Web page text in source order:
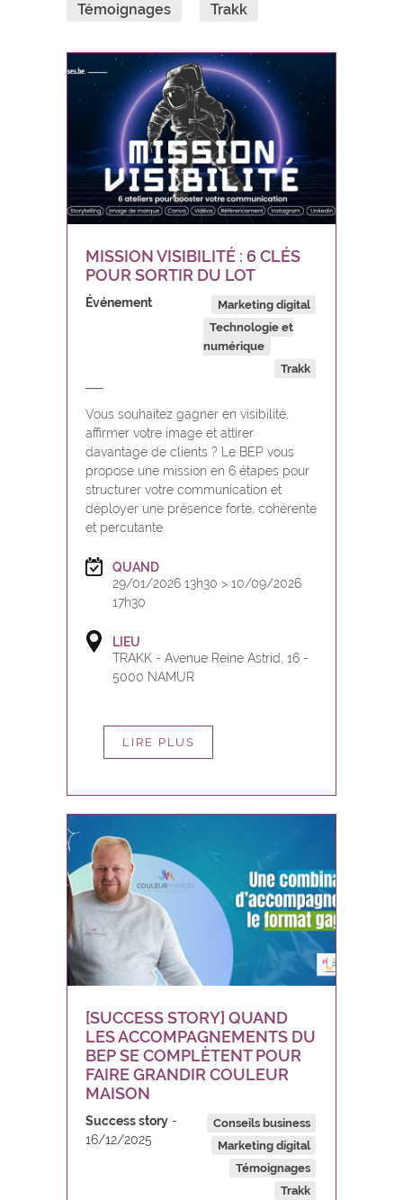
Témoignages Trakk
MISSION VISIBILITÉ : 6 CLÉS
POUR SORTIR DU LOT
Événement
Marketing digital
Technologie et
numérique
Trakk
Vous souhaitez gagner en visibilité,
affirmer votre image et attirer
davantage de clients ? Le BEP vous
propose une mission en 6 étapes pour
structurer votre communication et
déployer une présence forte, cohérente
et percutante.
QUAND
29/01/2026 13h30 > 10/09/2026
17h30
LIEU
TRAKK - Avenue Reine Astrid, 16 -
5000 NAMUR
LIRE PLUS
[SUCCESS STORY] QUAND
LES ACCOMPAGNEMENTS DU
BEP SE COMPLÈTENT POUR
FAIRE GRANDIR COULEUR
MAISON
Success story
16/12/2025
Conseils business
Marketing digital
Témoignages
Trakk